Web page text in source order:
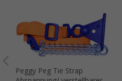
Peggy Peg Tie Strap